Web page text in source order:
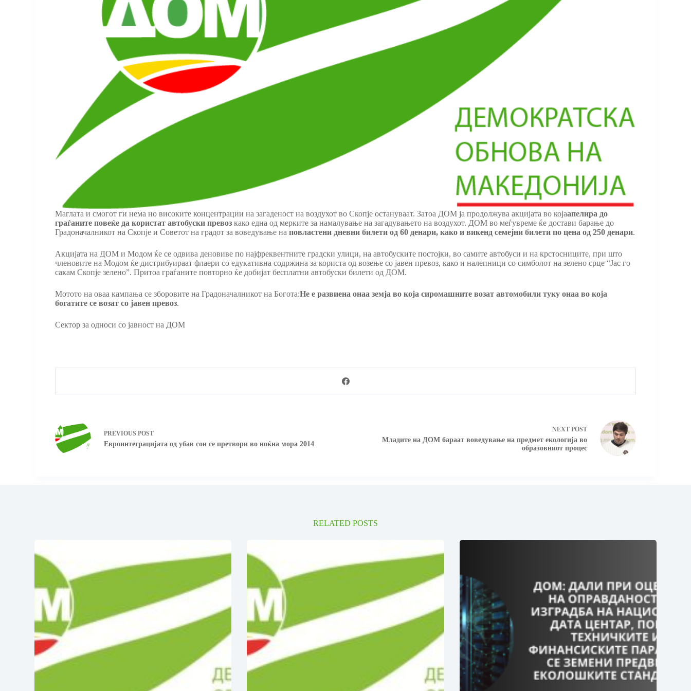
Маглата и смогот ги нема но високите концентрации на загаденост на воздухот во Скопје остануваат. Затоа ДОМ ја продолжува акцијата во којаапелира до
граѓаните повеќе да користат автобуски превоз како една од мерките за намалување на загадувањето на воздухот. ДОМ во меѓувреме ќе достави барање до
Градоначалникот на Скопје и Советот на градот за воведување наповластени дневни билети од 60 денари, како и викенд семејни билети по цена од 250 денари.
Акцијата на ДОМ и Модом ќе се одвива деновиве по најфреквентните градски улици, на автобуските постојки, во самите автобуси и на крстосниците, при што
членовите на Модом ќе дистрибуираат флаери со едукативна содржина за користа од возење со јавен превоз, како и налепници со симболот на зелено срце “Јас го
сакам Скопје зелено”. Притоа граѓаните повторно ќе добијат бесплатни автобуски билети од ДОМ.
Мотото на оваа кампања се зборовите на Градоначалникот на Богота:Не е развиена онаа земја во која сиромашните возат автомобили туку онаа во која
богатите се возат со јавен превоз.
Сектор за односи со јавност на ДОМ
PREVIOUSPOST
Евроинтеграцијата од убав сон се претвори во ноќна мора 2014
NEXT POST
Младите на ДОМ бараат воведување на предмет екологија во
образовниот процес
RELATED POSTS